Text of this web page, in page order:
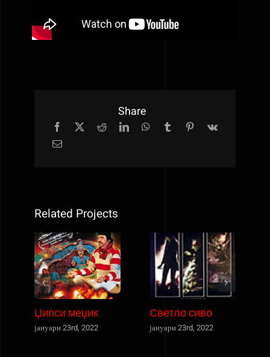
Share
Related Projects
Џипси меџик
јануари 23rd, 2022
Светло сиво
јануари 23rd, 2022